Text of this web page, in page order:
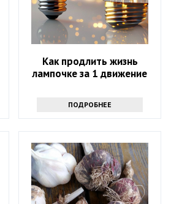
Как продлить жизнь
лампочке за 1 движение
ПОДРОБНЕЕ